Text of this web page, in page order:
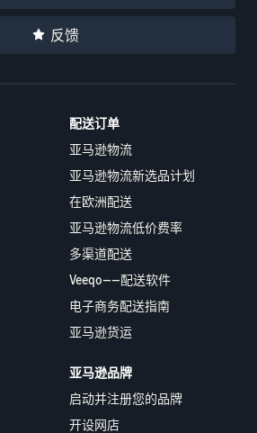
反馈
配送订单
亚马逊物流
亚马逊物流新选品计划
在欧洲配送
亚马逊物流低价费率
多渠道配送
Veeqo——配送软件
电子商务配送指南
亚马逊货运
亚马逊品牌
启动并注册您的品牌
开设网店